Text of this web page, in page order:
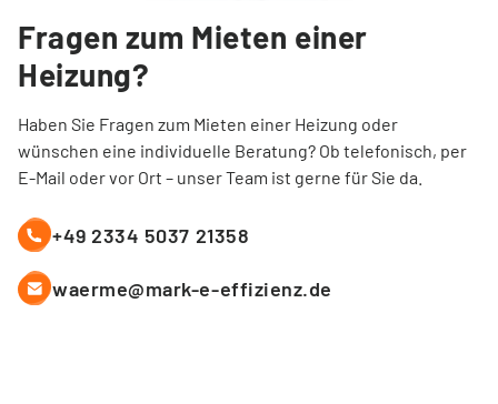
Fragen zum Mieten einer
Heizung?
Haben Sie Fragen zum Mieten einer Heizung oder
wünschen eine individuelle Beratung? Ob telefonisch, per
E-Mail oder vor Ort – unser Team ist gerne für Sie da.
+49 2334 5037 21358
waerme@mark-e-effizienz.de